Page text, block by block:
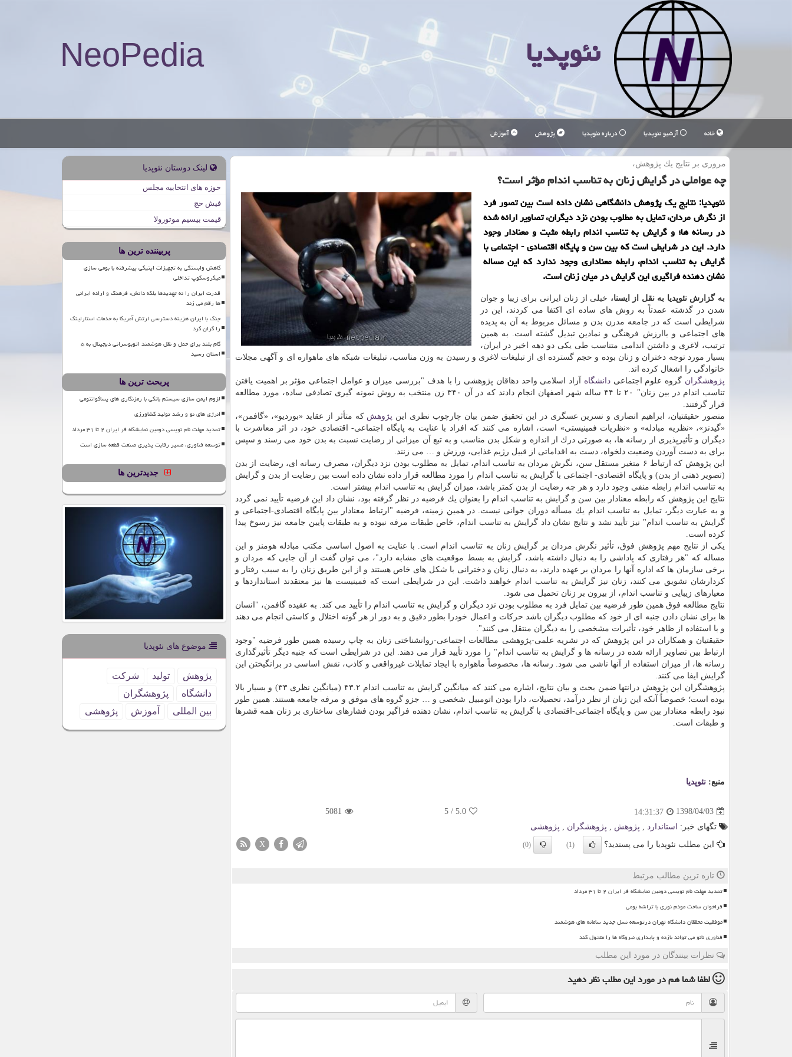
نئوپدیا NeoPedia
خانه آرشیو نئوپدیا درباره نئوپدیا پژوهش آموزش
مروری بر نتایج یك پژوهش،
چه عواملی در گرایش زنان به تناسب اندام مؤثر است؟
نئوپدیا: نتایج یك پژوهش دانشگاهی نشان داده است بین تصور فرد
از نگرش مردان، تمایل به مطلوب بودن نزد دیگران، تصاویر ارائه شده
در رسانه ها؛ و گرایش به تناسب اندام رابطه مثبت و معنادار وجود
دارد. این در شرایطی است كه بین سن و پایگاه اقتصادی - اجتماعی با
گرایش به تناسب اندام، رابطه معناداری وجود ندارد كه این مساله
نشان دهنده فراگیری این گرایش در میان زنان است.
به گزارش نئوپدیا به نقل از ایسنا، خیلی از زنان ایرانی برای زیبا و جوان
شدن در گذشته عمدتاً به روش های ساده ای اكتفا می كردند، این در
شرایطی است كه در جامعه مدرن بدن و مسائل مربوط به آن به پدیده
های اجتماعی و باارزش فرهنگی و نمادین تبدیل گشته است. به همین
ترتیب، لاغری و داشتن اندامی متناسب طی یكی دو دهه اخیر در ایران،
بسیار مورد توجه دختران و زنان بوده و حجم گسترده ای از تبلیغات لاغری و رسیدن به وزن مناسب، تبلیغات شبكه های ماهواره ای و آگهی مجلات
خانوادگی را اشغال كرده اند.
پژوهشگران گروه علوم اجتماعیدانشگاه آزاد اسلامی واحد دهاقان پژوهشی را با هدف "بررسی میزان و عوامل اجتماعی مؤثر بر اهمیت یافتن
تناسب اندام در بین زنان" ۲۰ تا ۴۴ ساله شهر اصفهان انجام دادند كه در آن ۳۴۰ زن منتخب به روش نمونه گیری تصادفی ساده، مورد مطالعه
قرار گرفتند.
منصور حقیقتیان، ابراهیم انصاری و نسرین عسگری در این تحقیق ضمن بیان چارچوب نظری این پژوهش كه متأثر از عقاید «بوردیو»، «گافمن»،
«گیدنز»، «نظریه مبادله» و «نظریات فمینیستی» است، اشاره می كنند كه افراد با عنایت به پایگاه اجتماعی- اقتصادی خود، در اثر معاشرت با
دیگران و تأثیرپذیری از رسانه ها، به صورتی درك از اندازه و شكل بدن مناسب و به تبع آن میزانی از رضایت نسبت به بدن خود می رسند و سپس
برای به دست آوردن وضعیت دلخواه، دست به اقداماتی از قبیل رژیم غذایی، ورزش و … می زنند.
این پژوهش كه ارتباط ۶ متغیر مستقل سن، نگرش مردان به تناسب اندام، تمایل به مطلوب بودن نزد دیگران، مصرف رسانه ای، رضایت از بدن
(تصویر ذهنی از بدن) و پایگاه اقتصادی- اجتماعی با گرایش به تناسب اندام را مورد مطالعه قرار داده نشان داده است بین رضایت از بدن و گرایش
به تناسب اندام رابطه منفی وجود دارد و هر چه رضایت از بدن كمتر باشد، میزان گرایش به تناسب اندام بیشتر است.
نتایج این پژوهش كه رابطه معنادار بین سن و گرایش به تناسب اندام را بعنوان یك فرضیه در نظر گرفته بود، نشان داد این فرضیه تأیید نمی گردد
و به عبارت دیگر، تمایل به تناسب اندام یك مسأله دوران جوانی نیست. در همین زمینه، فرضیه "ارتباط معنادار بین پایگاه اقتصادی-اجتماعی و
گرایش به تناسب اندام" نیز تأیید نشد و نتایج نشان داد گرایش به تناسب اندام، خاص طبقات مرفه نبوده و به طبقات پایین جامعه نیز رسوخ پیدا
كرده است.
یكی از نتایج مهم پژوهش فوق، تأثیر نگرش مردان بر گرایش زنان به تناسب اندام است. با عنایت به اصول اساسی مكتب مبادله هومنز و این
مساله كه "هر رفتاری كه پاداشی را به دنبال داشته باشد، گرایش به بسط موقعیت های مشابه دارد"، می توان گفت از آن جایی كه مردان و
برخی سازمان ها كه اداره آنها را مردان بر عهده دارند، به دنبال زنان و دخترانی با شكل های خاص هستند و از این طریق زنان را به سبب رفتار و
كردارشان تشویق می كنند، زنان نیز گرایش به تناسب اندام خواهند داشت. این در شرایطی است كه فمینیست ها نیز معتقدند استانداردها و
معیارهای زیبایی و تناسب اندام، از بیرون بر زنان تحمیل می شود.
نتایج مطالعه فوق همین طور فرضیه بین تمایل فرد به مطلوب بودن نزد دیگران و گرایش به تناسب اندام را تأیید می كند. به عقیده گافمن، "انسان
ها برای نشان دادن جنبه ای از خود كه مطلوب دیگران باشد حركات و اعمال خودرا بطور دقیق و به دور از هر گونه اختلال و كاستی انجام می دهند
و با استفاده از ظاهر خود، تأثیرات مشخصی را به دیگران منتقل می كنند".
حقیقتیان و همكاران در این پژوهش كه در نشریه علمی-پژوهشی مطالعات اجتماعی-روانشناختی زنان به چاپ رسیده همین طور فرضیه "وجود
ارتباط بین تصاویر ارائه شده در رسانه ها و گرایش به تناسب اندام" را مورد تأیید قرار می دهند. این در شرایطی است كه جنبه دیگر تأثیرگذاری
رسانه ها، از میزان استفاده از آنها ناشی می شود. رسانه ها، مخصوصاً ماهواره با ایجاد تمایلات غیرواقعی و كاذب، نقش اساسی در برانگیختن این
گرایش ایفا می كنند.
پژوهشگران این پژوهش درانتها ضمن بحث و بیان نتایج، اشاره می كنند كه میانگین گرایش به تناسب اندام ۴۳.۲ (میانگین نظری ۳۳) و بسیار بالا
بوده است؛ خصوصاً آنكه این زنان از نظر درآمد، تحصیلات، دارا بودن اتومبیل شخصی و … جزو گروه های موفق و مرفه جامعه هستند. همین طور
نبود رابطه معنادار بین سن و پایگاه اجتماعی-اقتصادی با گرایش به تناسب اندام، نشان دهنده فراگیر بودن فشارهای ساختاری بر زنان همه قشرها
و طبقات است.
منبع: نئوپدیا
1398/04/03
14:31:37
5.0
/
5
5081
تگهای خبر:
استاندارد پژوهش پژوهشگران
پژوهشی
این مطلب نئوپدیا را می پسندید؟
(1)
(0)
X
تازه ترین مطالب مرتبط
تمدید مهلت نام نویسی دومین نمایشگاه فر ایران ۲ تا ۳۱ مرداد
فراخوان ساخت مودم نوری با تراشه بومی
موفقیت محققان دانشگاه تهران درتوسعه نسل جدید سامانه های هوشمند
فناوری نانو می تواند بازده و پایداری نیروگاه ها را متحول کند
نظرات بینندگان در مورد این مطلب
لطفا شما همدر مورد این مطلبنظر دهید
لینک دوستان نئوپدیا
حوزه های انتخابیه مجلس
فیش حج
قیمت بیسیم موتورولا
پربیننده ترین ها
کاهش وابستگی به تجهیزات اپتیکی پیشرفته با بومی سازی
میکروسکوپ تداخلی
قدرت ایران را نه تهدیدها بلکه دانش، فرهنگ و اراده ایرانی
ها رقم می زند
جنگ با ایران هزینه دسترسی ارتش آمریکا به خدمات استارلینک
را گران کرد
گام بلند برای حمل و نقل هوشمند اتوبوسرانی دیجیتال به ۵
استان رسید
پربحث ترین ها
لزوم ایمن سازی سیستم بانکی با رمزنگاری های پساکوانتومی
انرژی های نو و رشد تولید کشاورزی
تمدید مهلت نام نویسی دومین نمایشگاه فر ایران ۲ تا ۳۱ مرداد
توسعه فناوری، مسیر رقابت پذیری صنعت قطعه سازی است
جدیدترین ها
موضوع های نئوپدیا
پژوهش تولید
شركت
دانشگاه
پژوهشگران
بین المللی
آموزش پژوهشی